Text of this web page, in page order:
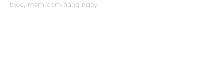
thuc
mam-com-hang-ngay